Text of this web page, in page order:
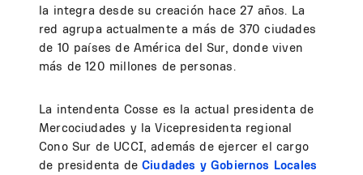
la integra desde su creación hace 27 años. La
red agrupa actualmente a más de 370 ciudades
de 10 países de América del Sur, donde viven
más de 120 millones de personas.
La intendenta Cosse es la actual presidenta de
Mercociudades y la Vicepresidenta regional
Cono Sur de UCCI, además de ejercer el cargo
de presidenta deCiudades y Gobiernos Locales